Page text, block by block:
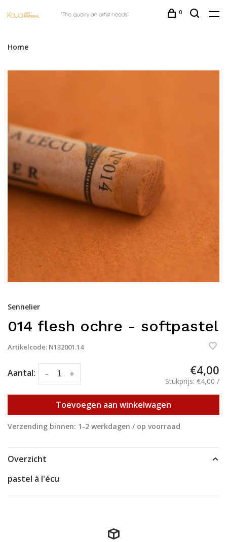
0
Home
Sennelier
014 flesh ochre - softpastel
Artikelcode: N132001.14
Aantal: +
- €4,00
Stukprijs: €4,00 /
Toevoegen aan winkelwagen
Verzending binnen: 1-2 werkdagen / op voorraad
Overzicht
pastel à l'écu